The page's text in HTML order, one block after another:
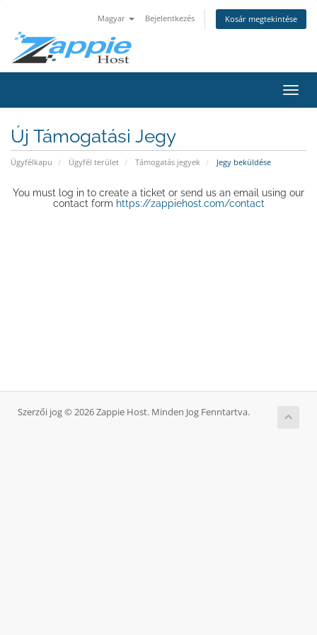
Magyar Bejelentkezés Kosár megtekintése
a
Új Támogatási Jegy
Ügyfélkapu Ügyfél terület Támogatás jegyek Jegy beküldése
You must log in to create a ticket or send us an email using our
contact form https://zappiehost.com/contact
Szerzői jog © 2026 Zappie Host. Minden Jog Fenntartva.